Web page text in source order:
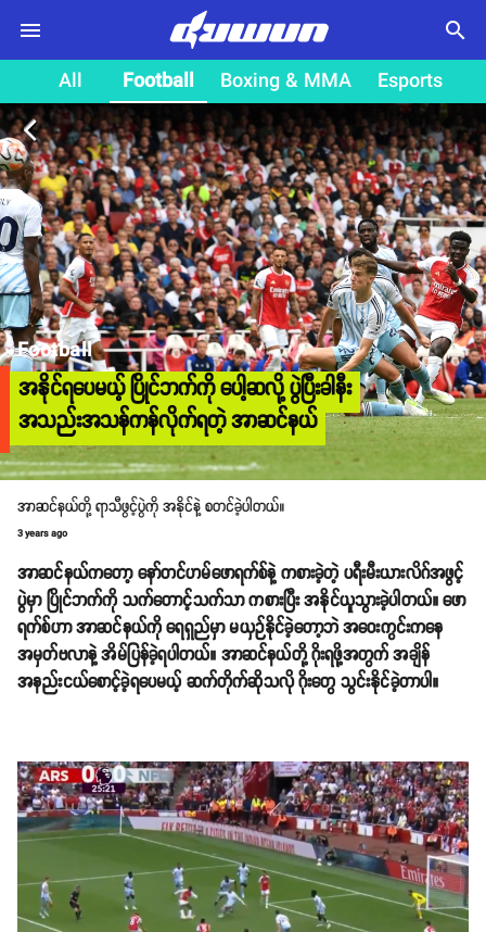
search
All Football Boxing & MMA Esports
arrow_back_ios
Football
အနိုင်ရပေမယ့် ပြိုင်ဘက်ကို ပေါ့ဆလို့ ပွဲပြီးခါနီး
အသည်းအသန်ကန်လိုက်ရတဲ့ အာဆင်နယ်
အာဆင်နယ်တို့ ရာသီဖွင့်ပွဲကို အနိုင်နဲ့ စတင်ခဲ့ပါတယ်။
3 years ago
အာဆင်နယ်ကတော့ နော်တင်ဟမ်ဖောရက်စ်နဲ့ ကစားခဲ့တဲ့ ပရီးမီးယားလိဂ်အဖွင့်
ပွဲမှာ ပြိုင်ဘက်ကို သက်တောင့်သက်သာ ကစားပြီး အနိုင်ယူသွားခဲ့ပါတယ်။ ဖော
ရက်စ်ဟာ အာဆင်နယ်ကို ရေရှည်မှာ မယှဉ်နိုင်ခဲ့တော့ဘဲ အဝေးကွင်းကနေ
အမှတ်ဗလာနဲ့ အိမ်ပြန်ခဲ့ရပါတယ်။ အာဆင်နယ်တို့ ဂိုးရဖို့အတွက် အချိန်
အနည်းငယ်စောင့်ခဲ့ရပေမယ့် ဆက်တိုက်ဆိုသလို ဂိုးတွေ သွင်းနိုင်ခဲ့တာပါ။